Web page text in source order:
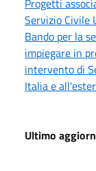
Servizio Civile
Bando per la
impiegare in
intervento di
Italia e
Ultimo